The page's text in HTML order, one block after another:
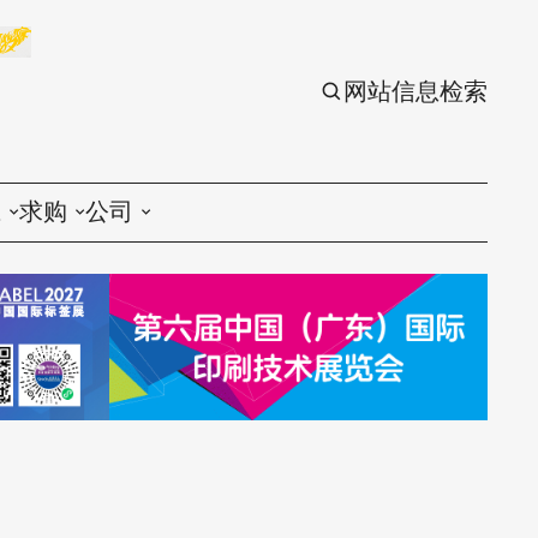
网站信息检索
备
料
求购
印刷
包装
丝印
公司
印刷
包装
丝印